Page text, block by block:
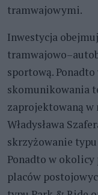
tramwajowymi.
Inwestycja
sportową.
skomunikowania
zaprojektowaną w
Władysława
skrzyżowanie
Ponadto w
placów